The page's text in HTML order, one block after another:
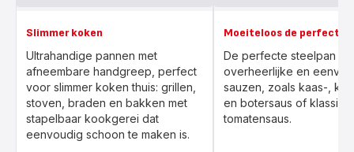
Slimmer koken
Ultrahandige pannen met
afneembare handgreep, perfect
voor slimmer koken thuis: grillen,
stoven, braden en bakken met
stapelbaar kookgerei dat
eenvoudig schoon te maken is.
Moeiteloos de perfecte
De perfecte steelpan
overheerlijke en
sauzen, zoals kaas-,
en botersaus of
tomatensaus.